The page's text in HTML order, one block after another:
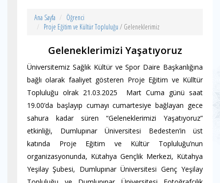
Ana Sayfa
Öğrenci
Proje Eğitim ve Kültür Topluluğu / Geleneklerimiz
Geleneklerimizi Yaşatıyoruz
Üniversitemiz Sağlık Kültür ve Spor Daire Başkanlığına
bağlı olarak faaliyet gösteren Proje Eğitim ve Külltür
Topluluğu olrak 21.03.2025 Mart Cuma günü saat
19.00’da başlayıp cumayı cumartesiye bağlayan gece
sahura kadar süren “Geleneklerimizi Yaşatıyoruz”
etkinliği, Dumlupınar Üniversitesi Bedesten’in üst
katında Proje Eğitim ve Kültür Topluluğu’nun
organizasyonunda, Kütahya Gençlik Merkezi, Kütahya
Yeşilay Şubesi, Dumlupınar Üniversitesi Genç Yeşilay